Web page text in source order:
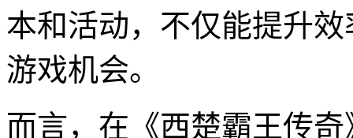
本和活动，不仅能提升
游戏机会。
而言，在《西楚霸王传